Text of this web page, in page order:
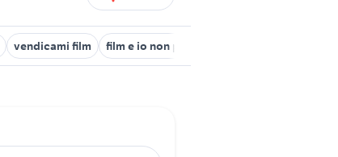
vendicami film film e io non pago